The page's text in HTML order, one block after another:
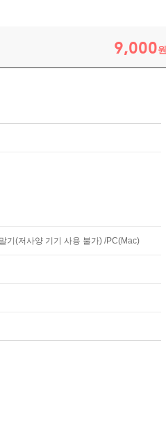
9,000원
기(저사양 기기 사용 불가) /PC(Mac)